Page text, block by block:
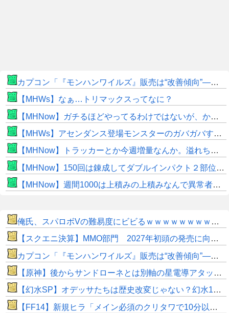
カプコン「『モンハンワイルズ』販売は“改善傾向”―中長期でワールド超え目指す」
【MHWs】なぁ…トリマックスってなに？
【MHNow】ガチるほどやってるわけではないが、かと言って要撃戦くらいしかやることないんだよな
【MHWs】アセンダンス登場モンスターのガバガバすぎる偽リークきたな
【MHNow】トラッカーとか今週増量なんか。溢れちゃうから来週にして欲しいわ何狩れいうねん
【MHNow】150回は錬成してダブルインパクト２部位だけって流石に泣けてくる
【MHNow】週間1000は上積みの上積みなんで異常者です
俺氏、スパロボVの難易度にビビるｗｗｗｗｗｗｗｗｗｗｗ
【スクエニ決算】MMO部門 2027年初頭の発売に向けた関連費用の先行計上により微増益
カプコン「『モンハンワイルズ』販売は“改善傾向”―中長期でワールド超え目指す」
【原神】後からサンドローネとは別軸の星電導アタッカー来そう。
【幻水SP】オデッサたちは歴史改変じゃない？幻水1で描かれなかった時期に主人公たちと出会う形か
​【FF14】新規ヒラ「メイン必須のクリタワで10分以上待たされるの普通じゃないだろ…」←これってそんなに異常か…？せっかちはこのゲームに向かないでっす！(白目)